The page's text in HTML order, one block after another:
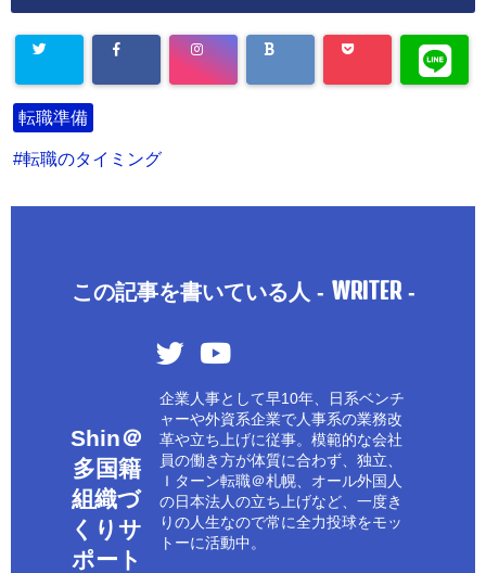
転職準備
転職のタイミング
この記事を書いている人 - WRITER-
Shin＠
多国籍
組織づ
くりサ
ポート
企業人事として早10年、日系ベンチ
ャーや外資系企業で人事系の業務改
革や立ち上げに従事。模範的な会社
員の働き方が体質に合わず、独立、
Ｉターン転職＠札幌、オール外国人
の日本法人の立ち上げなど、一度き
りの人生なので常に全力投球をモッ
トーに活動中。